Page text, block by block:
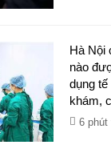
Hà Nội
nào
dụng
khám,
6